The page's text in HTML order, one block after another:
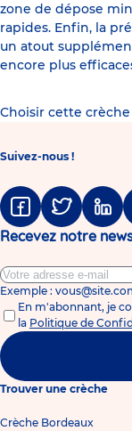
zone de dépose
rapides. Enfin, la
un atout
encore plus
Choisir cette crèche
Suivez-nous !
FacebookTwitter Linkedin
Recevez notre
Exemple :
En m'abonnant, je
la Politique de
Trouver une crèche
Crèche Bordeaux